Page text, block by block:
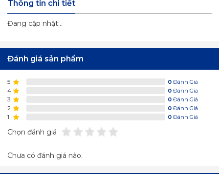
Thông tin chi tiết
Đang cập nhật...
Đánh giá sản phẩm
5 0 Đánh Giá
4 0 Đánh Giá
3 0 Đánh Giá
2 0 Đánh Giá
1 0 Đánh Giá
Chọn đánh giá
Chưa có đánh giá nào.